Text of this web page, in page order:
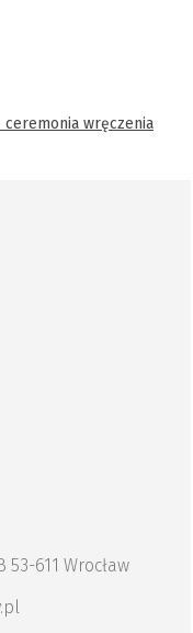
wręczenia
611 Wrocław